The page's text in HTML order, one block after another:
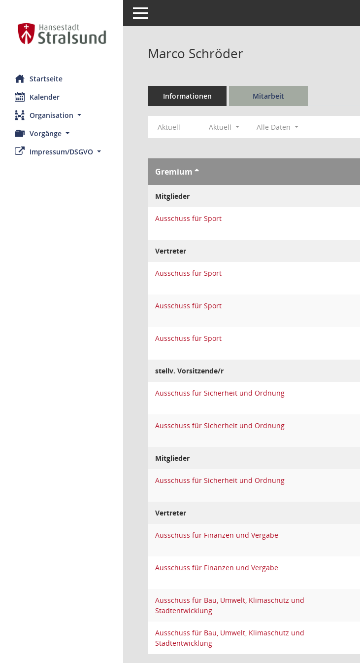
Startseite
Kalender
Organisation
Vorgänge
Impressum/DSGVO
Toggle navigation
Marco Schröder
Informationen Mitarbeit
Aktuell Aktuell Alle Daten
Gremium
Mitglieder
Ausschuss für Sport
Vertreter
Ausschuss für Sport
Ausschuss für Sport
Ausschuss für Sport
stellv. Vorsitzende/r
Ausschuss für Sicherheit und Ordnung
Ausschuss für Sicherheit und Ordnung
Mitglieder
Ausschuss für Sicherheit und Ordnung
Vertreter
Ausschuss für Finanzen und Vergabe
Ausschuss für Finanzen und Vergabe
Ausschuss für Bau, Umwelt, Klimaschutz und
Stadtentwicklung
Ausschuss für Bau, Umwelt, Klimaschutz und
Stadtentwicklung